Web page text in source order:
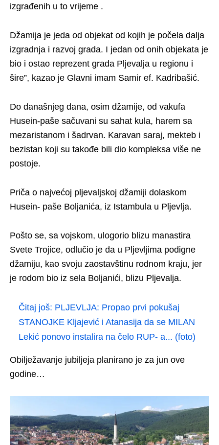
izgrađenih u to vrijeme .
Džamija je jeda od objekat od kojih je počela dalja
izgradnja i razvoj grada. I jedan od onih objekata je
bio i ostao reprezent grada Pljevalja u regionu i
šire”, kazao je Glavni imam Samir ef. Kadribašić.
Do današnjeg dana, osim džamije, od vakufa
Husein-paše sačuvani su sahat kula, harem sa
mezaristanom i šadrvan. Karavan saraj, mekteb i
bezistan koji su takođe bili dio kompleksa više ne
postoje.
Priča o najvećoj pljevaljskoj džamiji dolaskom
Husein- paše Boljanića, iz Istambula u Pljevlja.
Pošto se, sa vojskom, ulogorio blizu manastira
Svete Trojice, odlučio je da u Pljevljima podigne
džamiju, kao svoju zaostavštinu rodnom kraju, jer
je rodom bio iz sela Boljanići, blizu Pljevalja.
Čitaj još: PLJEVLJA: Propao prvi pokušaj
STANOJKE Kljajević i Atanasija da se MILAN
Lekić ponovo instalira na čelo RUP- a... (foto)
Obilježavanje jubiljeja planirano je za jun ove
godine…